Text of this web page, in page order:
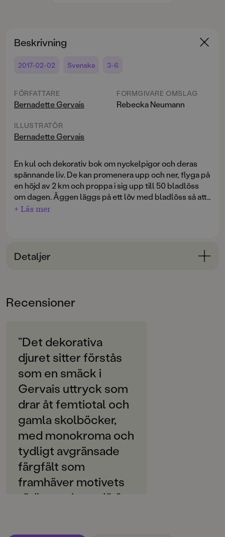
Beskrivning
2017-02-02 Svenska 3-6
FÖRFATTARE
Bernadette Gervais
ILLUSTRATÖR
Bernadette Gervais
FORMGIVARE OMSLAG
Rebecka Neumann
En kul och dekorativ bok om nyckelpigor och deras
spännande liv. De kan promenera upp och ner, flyga på
en höjd av 2 km och proppa i sig upp till 50 bladlöss
om dagen. Äggen läggs på ett löv med bladlöss så att
larverna har massor med mat när de kläcks.
+ Läs mer
Detaljer
3-6
La coccinelle
ORIGINALSPRÅK
Franska
ÖVERSÄTTARE
Susanna Hellsing
SPRÅK
Svenska
PUBLICERINGSDATUM
2017-02-02
Produktion
Recensioner
”Det dekorativa
djuret sitter förstås
som en smäck i
Gervais uttryck som
drar åt femtiotal och
gamla skolböcker,
med monokroma och
tydligt avgränsade
färgfält som
framhäver motivets
rödhet och rondör.”